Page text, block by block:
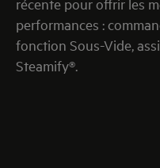
performances :
fonction Sous-Vide,
Steamify®.